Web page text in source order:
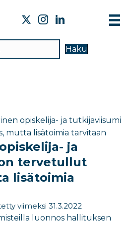
Haku
opiskelija- ja tutkijaviisumi
lisätoimia tarvitaan
ja
tervetullut
lisätoimia
viimeksi 31.3.2022
luonnos hallituksen